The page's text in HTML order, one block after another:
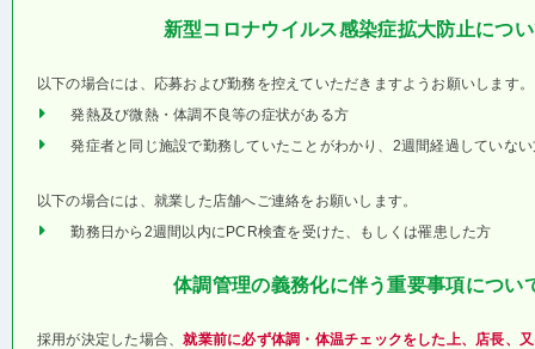
新型コロナウイルス感染症拡大防止につ
以下の場合には、応募および勤務を控えていただきますようお願いします。
発熱及び微熱・体調不良等の症状がある方
発症者と同じ施設で勤務していたことがわかり、2週間経過していな
以下の場合には、就業した店舗へご連絡をお願いします。
勤務日から2週間以内にPCR検査を受けた、もしくは罹患した方
体調管理の義務化に伴う重要事項につい
採用が決定した場合、就業前に必ず体調・体温チェックをした上、店長、